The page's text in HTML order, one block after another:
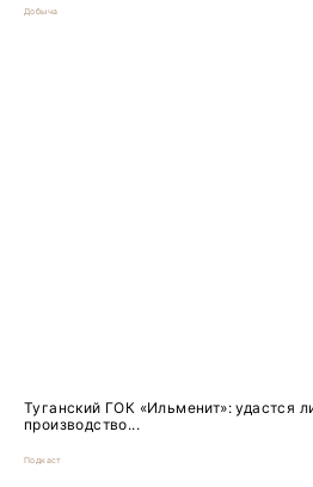
Добыча
Туганский ГОК «Ильменит»: удастся
производство...
Подкаст